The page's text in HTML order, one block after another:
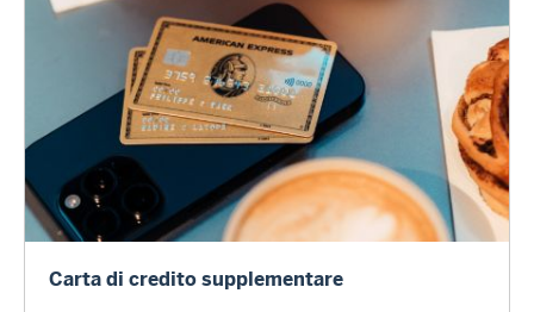
Richiedere una carta supplementare
Carta di credito supplementare